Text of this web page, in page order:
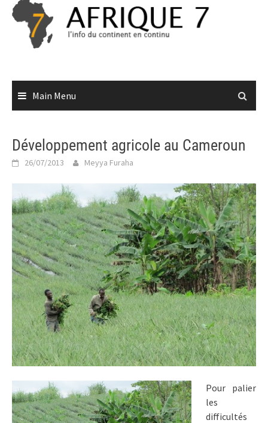
Skip
content
Main Menu
Développement agricole au Cameroun
26/07/2013 Meyya Furaha
Pour palier
les
difficultés